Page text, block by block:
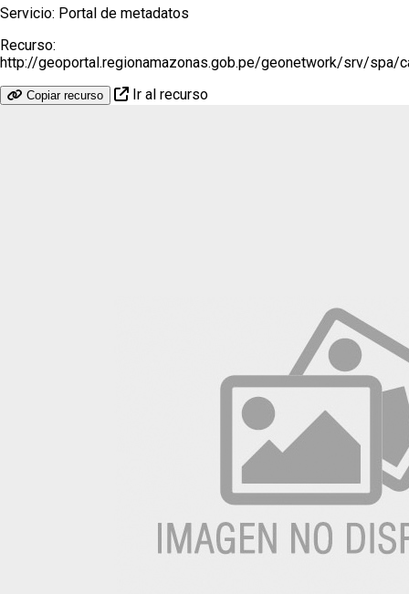
Servicio: Portal de metadatos
Recurso:
http://geoportal.regionamazonas.gob.pe/geonetwork/srv/spa/
Copiar recurso Ir al recurso